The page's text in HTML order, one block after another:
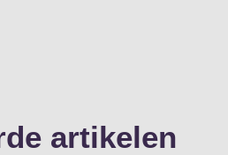
artikelen